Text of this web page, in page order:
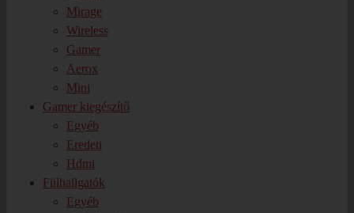
Mirage
Wireless
Gamer
Aerox
Mini
Gamer kiegészítő
Egyéb
Eredeti
Hdmi
Fülhallgatók
Egyéb